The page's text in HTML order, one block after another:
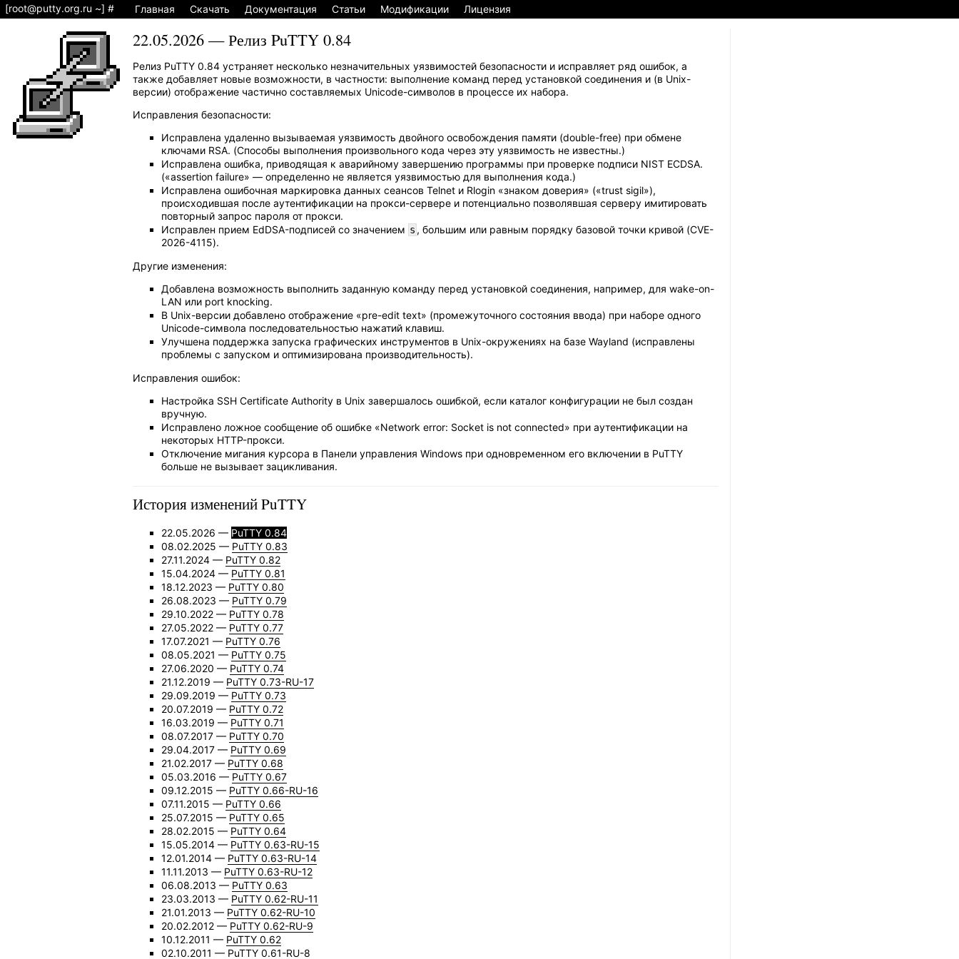
[root@putty.org.ru ~] # Главная Скачать Документация Статьи Модификации Лицензия
22.05.2026 — Релиз PuTTY 0.84
Релиз PuTTY 0.84 устраняет несколько незначительных уязвимостей безопасности и исправляет ряд ошибок, а
также добавляет новые возможности, в частности: выполнение команд перед установкой соединения и (в Unix-
версии) отображение частично составляемых Unicode-символов в процессе их набора.
Исправления безопасности:
Исправлена удаленно вызываемая уязвимость двойного освобождения памяти (double-free) при обмене
ключами RSA. (Способы выполнения произвольного кода через эту уязвимость не известны.)
Исправлена ​​ошибка, приводящая к аварийному завершению программы при проверке подписи NIST ECDSA.
(«assertion failure» — определенно не является уязвимостью для выполнения кода.)
Исправлена ошибочная маркировка данных сеансов Telnet и Rlogin «знаком доверия» («trust sigil»),
происходившая после аутентификации на прокси-сервере и потенциально позволявшая серверу имитировать
повторный запрос пароля от прокси.
Исправлен прием EdDSA-подписей со значением s , большим или равным порядку базовой точки кривой (CVE-
2026-4115).
Другие изменения:
Добавлена возможность выполнить заданную команду перед установкой соединения, например, для wake-on-
LAN или port knocking.
В Unix-версии добавлено отображение «pre-edit text» (промежуточного состояния ввода) при наборе одного
Unicode-символа последовательностью нажатий клавиш.
Улучшена поддержка запуска графических инструментов в Unix-окружениях на базе Wayland (исправлены
проблемы с запуском и оптимизирована производительность).
Исправления ошибок:
Настройка SSH Certificate Authority в Unix завершалось ошибкой, если каталог конфигурации не был создан
вручную.
Исправлено ложное сообщение об ошибке «Network error: Socket is not connected» при аутентификации на
некоторых HTTP-прокси.
Отключение мигания курсора в Панели управления Windows при одновременном его включении в PuTTY
больше не вызывает зацикливания.
История изменений PuTTY
22.05.2026 — PuTTY 0.84
08.02.2025 — PuTTY 0.83
27.11.2024 — PuTTY 0.82
15.04.2024 — PuTTY 0.81
18.12.2023 — PuTTY 0.80
26.08.2023 — PuTTY 0.79
29.10.2022 — PuTTY 0.78
27.05.2022 — PuTTY 0.77
17.07.2021 — PuTTY 0.76
08.05.2021 — PuTTY 0.75
27.06.2020 — PuTTY 0.74
21.12.2019 — PuTTY 0.73-RU-17
29.09.2019 — PuTTY 0.73
20.07.2019 — PuTTY 0.72
16.03.2019 — PuTTY 0.71
08.07.2017 — PuTTY 0.70
29.04.2017 — PuTTY 0.69
21.02.2017 — PuTTY 0.68
05.03.2016 — PuTTY 0.67
09.12.2015 — PuTTY 0.66-RU-16
07.11.2015 — PuTTY 0.66
25.07.2015 — PuTTY 0.65
28.02.2015 — PuTTY 0.64
15.05.2014 — PuTTY 0.63-RU-15
12.01.2014 — PuTTY 0.63-RU-14
11.11.2013 — PuTTY 0.63-RU-12
06.08.2013 — PuTTY 0.63
23.03.2013 — PuTTY 0.62-RU-11
21.01.2013 — PuTTY 0.62-RU-10
20.02.2012 — PuTTY 0.62-RU-9
10.12.2011 — PuTTY 0.62
02.10.2011 — PuTTY 0.61-RU-8